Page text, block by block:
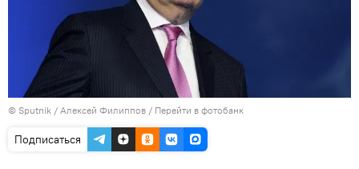
© Sputnik / Алексей Филиппов / Перейти в фотобанк
Подписаться